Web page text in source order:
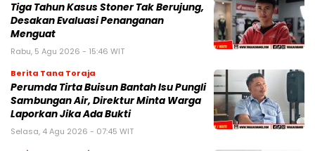
Tiga Tahun Kasus Stoner Tak Berujung,
Desakan Evaluasi Penanganan
Menguat
Rabu, 5 Agu 2026 - 15:46 WIT
Berita Tana Toraja
Perumda Tirta Buisun Bantah Isu Pungli
Sambungan Air, Direktur Minta Warga
Laporkan Jika Ada Bukti
Selasa, 4 Agu 2026 - 07:45 WIT